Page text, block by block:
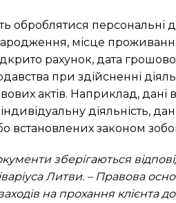
персональні
місце
рахунок, дата
при здійсненні
актів. Наприклад, дані
діяльність,
встановлених законом
зберігаються
Литви. – Правова
на прохання клієнта